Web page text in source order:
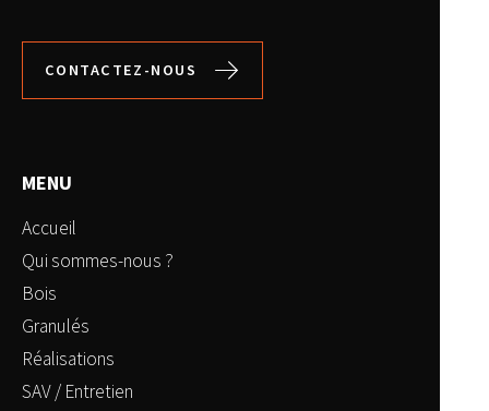
CONTACTEZ-NOUS
MENU
Accueil
Qui sommes-nous ?
Bois
Granulés
Réalisations
SAV / Entretien